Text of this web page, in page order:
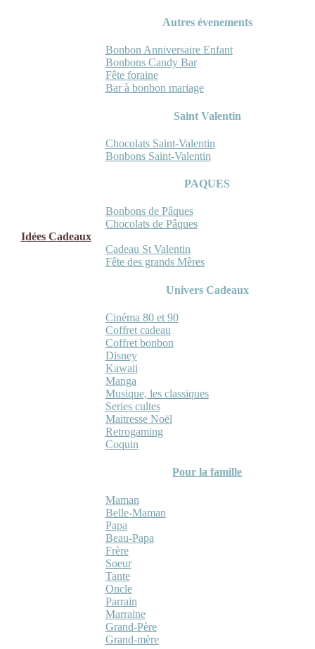
Autres évenements
Bonbon Anniversaire Enfant
Bonbons Candy Bar
Fête foraine
Bar à bonbon mariage
Saint Valentin
Chocolats Saint-Valentin
Bonbons Saint-Valentin
PAQUES
Bonbons de Pâques
Chocolats de Pâques
Idées Cadeaux
Cadeau St Valentin
Fête des grands Mères
Univers Cadeaux
Cinéma 80 et 90
Coffret cadeau
Coffret bonbon
Disney
Kawaii
Manga
Musique, les classiques
Series cultes
Maitresse Noël
Retrogaming
Coquin
Pour la famille
Maman
Belle-Maman
Papa
Beau-Papa
Frère
Soeur
Tante
Oncle
Parrain
Marraine
Grand-Père
Grand-mère